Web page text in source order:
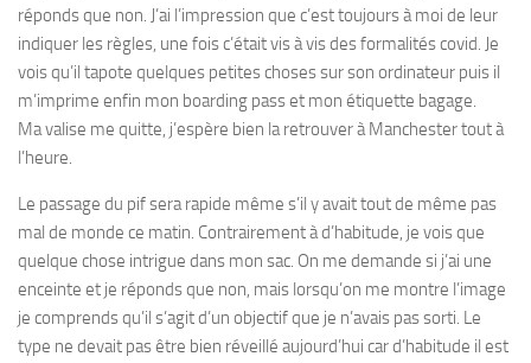
réponds que non. J’ai l’impression que c’est toujours à moi de leur
indiquer les règles, une fois c’était vis à vis des formalités covid. Je
vois qu’il tapote quelques petites choses sur son ordinateur puis il
m’imprime enfin mon boarding pass et mon étiquette bagage.
Ma valise me quitte, j’espère bien la retrouver à Manchester tout à
l’heure.
Le passage du pif sera rapide même s’il y avait tout de même pas
mal de monde ce matin. Contrairement à d’habitude, je vois que
quelque chose intrigue dans mon sac. On me demande si j’ai une
enceinte et je réponds que non, mais lorsqu’on me montre l’image
je comprends qu’il s’agit d’un objectif que je n’avais pas sorti. Le
type ne devait pas être bien réveillé aujourd’hui car d’habitude il est